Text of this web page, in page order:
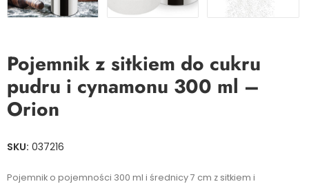
Pojemnik z sitkiem do cukru
pudru i cynamonu 300 ml –
Orion
SKU: 037216
Pojemnik o pojemności 300 ml i średnicy 7 cm z sitkiem i